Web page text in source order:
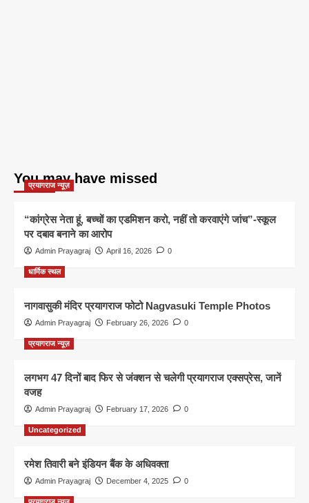
You may have missed
प्रयागराज न्यूज़
“कांग्रेस नेता हूं, बच्चों का एडमिशन करो, नहीं तो करवाएंगे जांच”-स्कूल
पर दबाव बनाने का आरोप
Admin Prayagraj April 16, 2026 0
धार्मिक स्थल
नागवासुकी मंदिर प्रयागराज फोटो Nagvasuki Temple Photos
Admin Prayagraj February 26, 2026 0
प्रयागराज न्यूज़
लगभग 47 दिनों बाद फिर से जंक्शन से चलेगी प्रयागराज एक्सप्रेस, जानें
वजह
Admin Prayagraj February 17, 2026 0
Uncategorized
रमेश तिवारी बने इंडियन बैंक के अधिवक्ता
Admin Prayagraj December 4, 2025 0